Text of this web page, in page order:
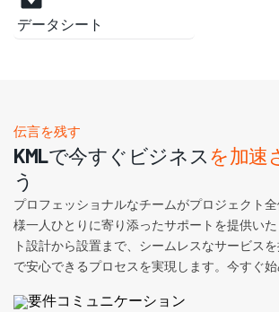
データシート
伝言を残す
KMLで今すぐビジネス を加速
う
プロフェッショナルなチームがプロジェクト
様一人ひとりに寄り添ったサポートを提供い
ト設計から設置まで、シームレスなサービス
で安心できるプロセスを実現します。今すぐ始
要件コミュニケーション